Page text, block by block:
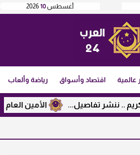
أغسطس10
2026
عالمية اقتصاد وأسواق رياضة وألعاب
الأمين العام